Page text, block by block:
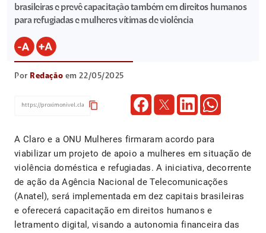
brasileiras e prevê capacitação também em direitos humanos
para refugiadas e mulheres vítimas de violência
Por Redação em 22/05/2025
content_copy
A Claro e a ONU Mulheres firmaram acordo para
viabilizar um projeto de apoio a mulheres em situação de
violência doméstica e refugiadas. A iniciativa, decorrente
de ação da Agência Nacional de Telecomunicações
(Anatel), será implementada em dez capitais brasileiras
e oferecerá capacitação em direitos humanos e
letramento digital, visando a autonomia financeira das